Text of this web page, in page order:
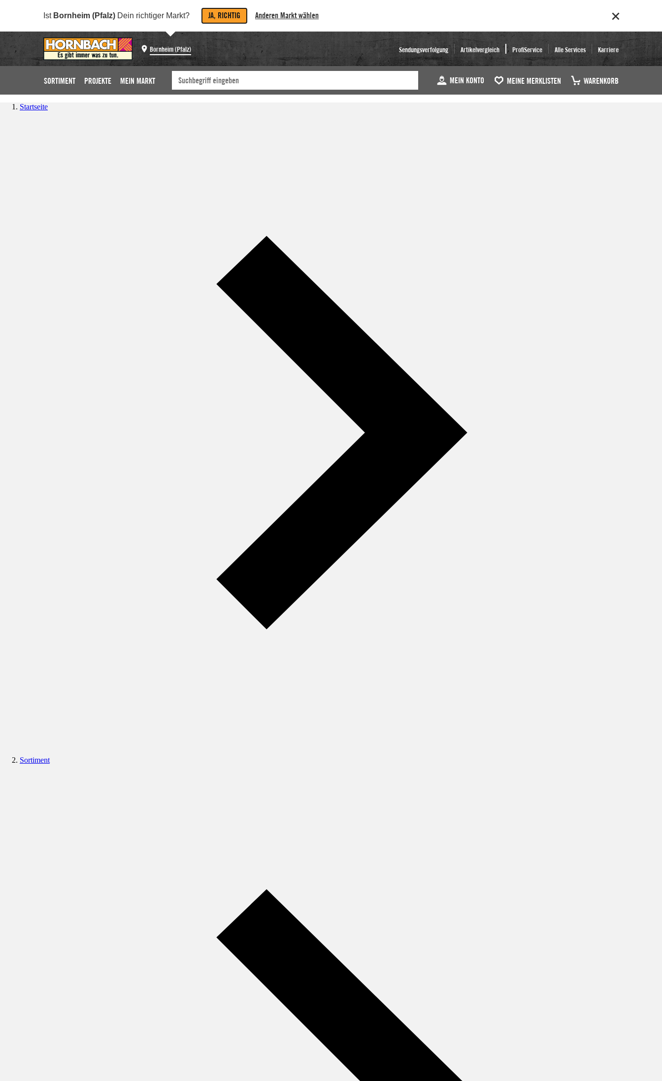
Ist Bornheim (Pfalz) Dein richtiger Markt? JA, RICHTIG Anderen Markt wählen
Bornheim (Pfalz) Sendungsverfolgung Artikelvergleich ProfiService Alle Services Karriere
SORTIMENT PROJEKTE MEIN MARKT MEIN KONTO MEINE MERKLISTEN WARENKORB
Startseite
Sortiment